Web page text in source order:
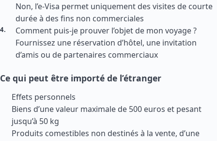
Non, l’e-Visa permet uniquement des visites de courte
durée à des fins non commerciales
Comment puis-je prouver l’objet de mon voyage ?
Fournissez une réservation d’hôtel, une invitation
d’amis ou de partenaires commerciaux
Ce qui peut être importé de l’étranger
Effets personnels
Biens d’une valeur maximale de 500 euros et pesant
jusqu’à 50 kg
Produits comestibles non destinés à la vente, d’une